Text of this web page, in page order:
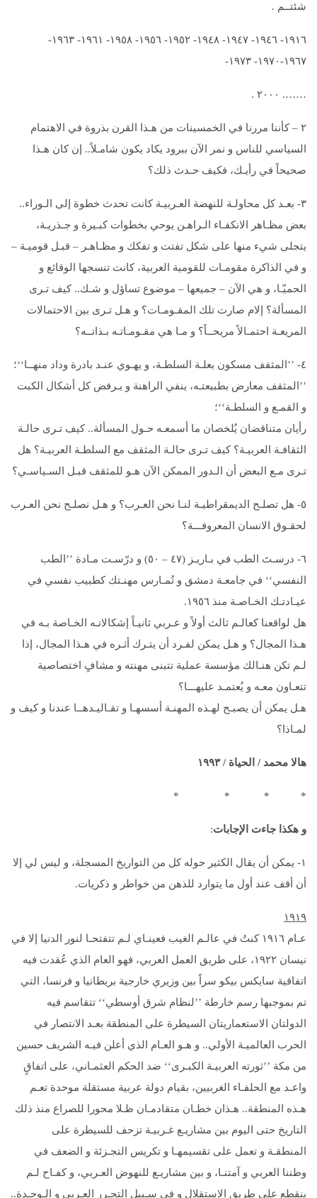
شئتــم .
١٩١٦- ١٩٤٦- ١٩٤٧- ١٩٤٨- ١٩٥٢- ١٩٥٦- ١٩٥٨- ١٩٦١- ١٩٦٣-
١٩٦٧-١٩٧٠- ١٩٧٣-
……. ٢٠٠٠ .
۲ – كأننا مررنا في الخمسينات من هـذا القرن بذروة في الاهتمام
السياسي للناس و نمر الآن ببرود يكاد يكون شامـلاً.. إن كان هـذا
صحيحاً في رأيـك، فكيف حـدث ذلك؟
٣- بعـد كل محاولـة للنهضة العـربيـة كانت تحدث خطوة إلى الـوراء..
بعض مظـاهر الانكفـاء الـراهـن يوحي بخطوات كبـيرة و جـذريـة،
يتجلى شيء منها على شكل تفتت و تفكك و مظـاهـر – قبـل قوميـة –
و في الذاكرة مقومـات للقومية العربية، كانت تنسجها الوقائع و
الحميّـا، و هي الآن – جميعها – موضوع تساؤل و شـك.. كيف تـرى
المسألة؟ إلام صارت تلك المقـومـات؟ و هـل تـرى بين الاحتمالات
المريعـة احتمـالاً مریحــاً؟ و مـا هي مقـومـاتـه بـذاتــه؟
٤- ’’المثقف مسكون بعلـة السلطـة، و يهـوي عنـد بادرة وداد منهــا‘‘؛
’’المثقف معارض بطبيعتـه، ينفي الراهنة و يـرفض كل أشكال الكبت
و القمـع و السلطـة‘‘؛
رأيان متناقضان يُلخصان ما أسمعـه حـول المسألة.. كيف تـرى حالـة
الثقافـة العربيـة؟ كيف تـرى حالـة المثقف مع السلطـة العربيـة؟ هل
تـرى مـع البعض أن الـدور الممكن الآن هـو للمثقف قبـل السـياسـي؟
٥- هل تصلـح الديمقراطيـة لنـا نحن العـرب؟ و هـل نصلـح نحن العـرب
لحقـوق الانسان المعروفـــة؟
٦- درسـتَ الطب في بـاريـز (٤٧ – ٥٠) و درّسـت مـادة ’’الطب
النفسي‘‘ في جامعـة دمشق و تُمـارس مهنـتك كطبيب نفسي في
عيـادتـك الخـاصـة منذ ۱۹٥٦.
هل لواقعنا كعالـم ثالث أولاً و عـربي ثانيـاً إشكالاتـه الخـاصة بـه في
هـذا المجال؟ و هـل يمكن لفـرد أن يتـرك أثـره في هـذا المجال، إذا
لـم تكن هنـالك مؤسسة عملية تتبنى مهنته و مشافٍ اختصاصية
تتعـاون معـه و يُعتمـد عليهـــا؟
هـل يمكن أن يصبـح لهـذه المهنـة أسسهـا و تقـاليـدهــا عندنا و كيف و
لمـاذا؟
هالا محمد / الحياة /۱۹۹۳
* * * *
و هكذا جاءت الإجابات:
١- يمكن أن يقال الكثير حوله كل من التواريخ المسجلة، و ليس لي إلا
أن أقف عند أول ما يتوارد للذهن من خواطر و ذكريات.
۱۹۱۹
عـام ۱۹١٦ كنتُ في عالـم الغيب فعينـاي لـم تتفتحـا لنور الدنيا إلا في
نيسان ۱۹۲۲، على طريق العمل العربي، فهو العام الذي عُقدت فيه
اتفاقية سايكس بيكو سراً بين وزيري خارجية بريطانيا و فرنسا، التي
تم بموجبها رسم خارطة ’’لنظام شرق أوسطي‘‘ تتقاسم فيه
الدولتان الاستعماريتان السيطرة على المنطقة بعـد الانتصار في
الحرب العالميـة الأولي.. و هـو العـام الذي أعلن فيـه الشريف حسين
من مكة ’’ثورته العربيـة الكبـرى‘‘ ضد الحكم العثمـاني، على اتفاقٍ
واعـد مع الحلفـاء الغربيين، بقيام دولة عربية مستقلة موحدة تعـم
هـذه المنطقة.. هـذان خطـان متقادمـان ظـلا محورا للصراع منذ ذلك
التاريخ حتى اليوم بين مشاريـع غـربيـة تزحف للسيطرة على
المنطقـة و تعمل على تقسيمهـا و تكريس التجـزئة و الضعف في
وطننا العربي و آمتنـا، و بين مشاريـع للنهوض العـربي، و كفـاح لـم
ينقطع على طريق الاستقلال و في سـبيل التحـرر العـربي و الـوحـدة..